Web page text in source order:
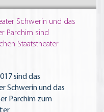
Schwerin und das
Parchim sind
Staatstheater
sind das
Schwerin und das
Parchim zum